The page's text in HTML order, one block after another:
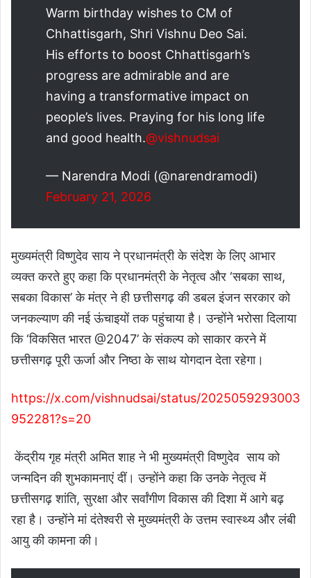
Warm birthday wishes to CM of
Chhattisgarh, Shri Vishnu Deo Sai.
His efforts to boost Chhattisgarh’s
progress are admirable and are
having a transformative impact on
people’s lives. Praying for his long life
and good health.@vishnudsai
— Narendra Modi (@narendramodi)
February 21, 2026
मुख्यमंत्री विष्णुदेव साय ने प्रधानमंत्री के संदेश के लिए आभार
व्यक्त करते हुए कहा कि प्रधानमंत्री के नेतृत्व और ‘सबका साथ,
सबका विकास’ के मंत्र ने ही छत्तीसगढ़ की डबल इंजन सरकार को
जनकल्याण की नई ऊंचाइयों तक पहुंचाया है। उन्होंने भरोसा दिलाया
कि ‘विकसित भारत @2047’ के संकल्प को साकार करने में
छत्तीसगढ़ पूरी ऊर्जा और निष्ठा के साथ योगदान देता रहेगा।
https://x.com/vishnudsai/status/2025059293003
952281?s=20
केंद्रीय गृह मंत्री अमित शाह ने भी मुख्यमंत्री विष्णुदेव साय को
जन्मदिन की शुभकामनाएं दीं। उन्होंने कहा कि उनके नेतृत्व में
छत्तीसगढ़ शांति, सुरक्षा और सर्वांगीण विकास की दिशा में आगे बढ़
रहा है। उन्होंने मां दंतेश्वरी से मुख्यमंत्री के उत्तम स्वास्थ्य और लंबी
आयु की कामना की।